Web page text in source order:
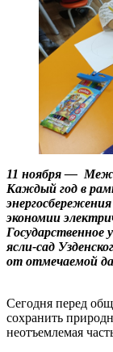
11 ноября —
Каждый год в
экономии
Государственное
ясли-сад
от отмечаемой
Сегодня перед
сохранить
неотъемлемая